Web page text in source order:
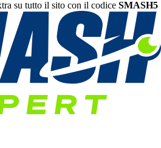
su tutto il sito con il codice SMASH5